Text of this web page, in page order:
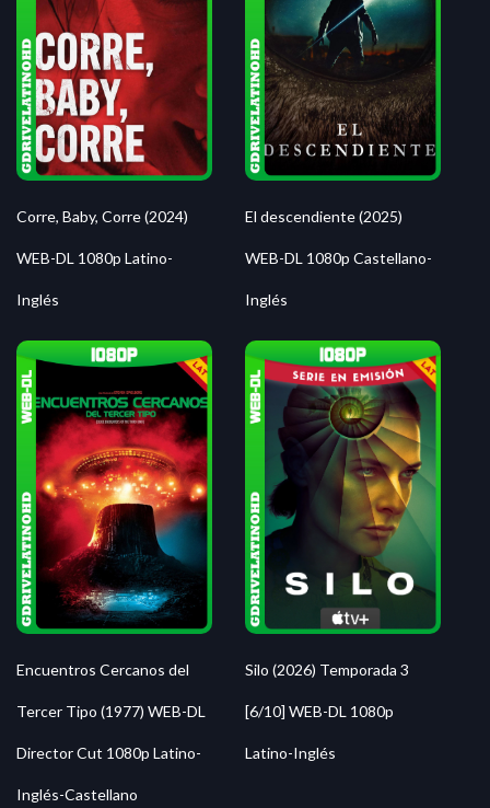
Corre, Baby, Corre (2024)
WEB-DL 1080p Latino-
Inglés
El descendiente (2025)
WEB-DL 1080p Castellano-
Inglés
Encuentros Cercanos del
Tercer Tipo (1977) WEB-DL
Director Cut 1080p Latino-
Inglés-Castellano
Silo (2026) Temporada 3
[6/10] WEB-DL 1080p
Latino-Inglés